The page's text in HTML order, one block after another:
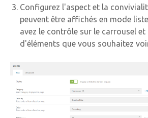
Configurez l'aspect et la
peuvent être affichés en mode
avez le contrôle sur le carrousel et
d'éléments que vous souhaitez